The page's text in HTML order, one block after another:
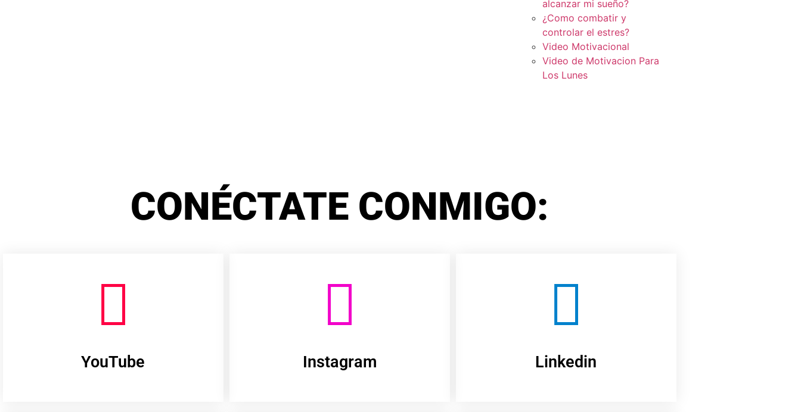
alcanzar mi sueño?
¿Como combatir y
controlar el estres?
Video Motivacional
Video de Motivacion Para
Los Lunes
CONÉCTATE CONMIGO:
YouTube Instagram Linkedin